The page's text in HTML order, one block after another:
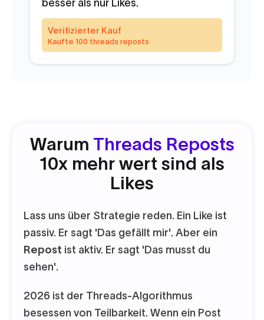
besser als nur Likes.
Verifizierter Kauf
Kaufte 100 threads reposts
Warum Threads Reposts
10x mehr wert sind als
Likes
Lass uns über Strategie reden. Ein Like ist
passiv. Er sagt 'Das gefällt mir'. Aber ein
Repost ist aktiv. Er sagt 'Das musst du
sehen'.
2026 ist der Threads-Algorithmus
besessen von Teilbarkeit. Wenn ein Post